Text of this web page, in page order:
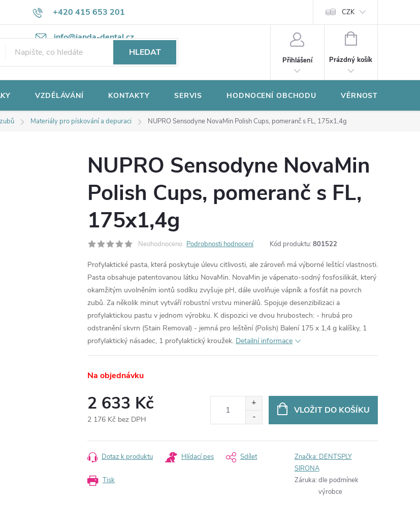
+420 415 653 201
info@janda-dental.cz
poradit? Ochrana osobních údajů CZK
HLEDAT
Přihlášení
NÁKUPNÍ
Prázdný košík
VZDĚLÁVÁNÍ KONTAKTY SERVIS HODNOCENÍ OBCHODU VĚRNOSTNÍ
Materiály pro pískování a depuraci NUPRO Sensodyne NovaMin Polish Cups, pomeranč s FL, 175x1,4g
NUPRO Sensodyne NovaMin
Polish Cups, pomeranč s FL,
175x1,4g
Neohodnoceno Podrobnosti hodnocení Kód produktu: 801522
Profylaktické pasta, která poskytuje úlevu citlivosti, ale zároveň má výborné leštící vlastnosti.
Pasta obsahuje patentovanou látku NovaMin. NovaMin je vápenato-sodný fosfosilikát, který
okamžitým uvolněním iontů sodíku zvyšuje pH, dále uvolňuje vápník a fosfát na povrch
zubů. Za několik minut vytváří robustní vrstvu minerálů. Spojuje desenzibilizaci a
profylaktickou pastu v jednom výrobku. K dispozici ve dvou hrubostech: - hrubá pro
odstranění skvrn (Stain Removal) - jemná pro leštění (Polish) Balení 175 x 1,4 g kalíšky, 1
profylaktický násadec, 1 profylaktický kroužek. Detailní informace
Na objednávku
2 633 Kč
2 176 Kč bez DPH
cena:
VLOŽIT DO KOŠÍKU
Tisk
Dotaz k produktu Hlídací pes Sdílet Značka: DENTSPLY
SIRONA
Záruka: dle podmínek
výrobce